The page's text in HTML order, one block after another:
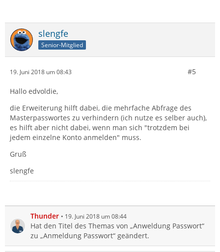
slengfe
Senior-Mitglied
19. Juni 2018 um 08:43 #5
Hallo edvoldie,
die Erweiterung hilft dabei, die mehrfache Abfrage des
Masterpasswortes zu verhindern (ich nutze es selber auch),
es hilft aber nicht dabei, wenn man sich "trotzdem bei
jedem einzelne Konto anmelden" muss.
Gruß
slengfe
Thunder 19. Juni 2018 um 08:44
Hat den Titel des Themas von „Anweldung Passwort“
zu „Anmeldung Passwort“ geändert.